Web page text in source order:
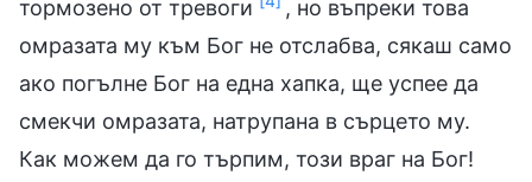
тормозено от тревоги
, но въпреки това
омразата му към Бог не отслабва, сякаш само
ако погълне Бог на една хапка, ще успее да
смекчи омразата, натрупана в сърцето му.
Как можем да го търпим, този враг на Бог!